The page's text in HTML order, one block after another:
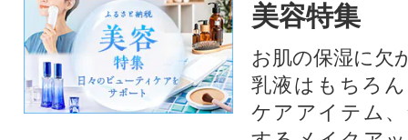
美容特集
お肌の保湿に欠
乳液はもちろ
ケアアイテム